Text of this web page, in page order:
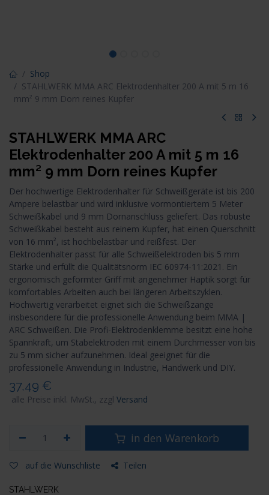
Shop
STAHLWERK MMA ARC Elektrodenhalter 200 A mit 5 m 16
mm² 9 mm Dorn reines Kupfer
STAHLWERK MMA ARC
Elektrodenhalter 200 A mit 5 m 16
mm² 9 mm Dorn reines Kupfer
Der hochwertige Elektrodenhalter für Schweißgeräte ist bis 200
Ampere belastbar und wird inklusive vormontiertem 5 Meter
Schweißkabel und 9 mm Dornanschluss geliefert. Das robuste
Schweißkabel besteht aus reinem Kupfer, hat einen Querschnitt
von 16 mm², ist hochbelastbar und reißfest. Der
Elektrodenhalter passt für alle Schweißelektroden bis 5 mm
Stärke und erfüllt die Qualitätsnorm IEC 60974-11:2021. Ein
ergonomisch geformter Griff mit angenehmer Haptik sorgt für
komfortables Arbeiten auch bei längeren Arbeits­zyklen.
Hochwertig verarbeitet eignet sich die Schweißzange
insbesondere für die professionelle Anwendung beim MMA |
ARC Schweißen. Die Profi-Elektrodenklemme besitzt eine hohe
Spannkraft, um Stabelektroden mit einem Durchmesser von bis
zu 5 mm sicher aufzunehmen. Ideal geeignet für die
professionelle Anwendung in Industrie, Handwerk und DIY.
37,49 €
alle Preise inkl. MwSt., zzgl Versand
in den Warenkorb
auf die Wunschliste Teilen
STAHLWERK